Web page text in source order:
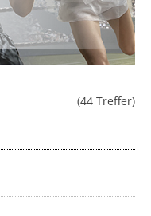
(44 Treffer)